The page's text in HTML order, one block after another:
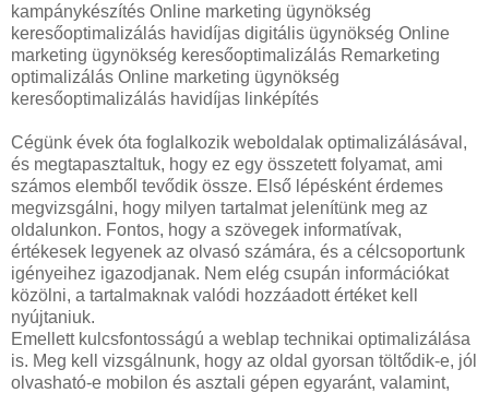
kampánykészítés Online marketing ügynökség
keresőoptimalizálás havidíjas digitális ügynökség Online
marketing ügynökség keresőoptimalizálás Remarketing
optimalizálás Online marketing ügynökség
keresőoptimalizálás havidíjas linképítés
Cégünk évek óta foglalkozik weboldalak optimalizálásával,
és megtapasztaltuk, hogy ez egy összetett folyamat, ami
számos elemből tevődik össze. Első lépésként érdemes
megvizsgálni, hogy milyen tartalmat jelenítünk meg az
oldalunkon. Fontos, hogy a szövegek informatívak,
értékesek legyenek az olvasó számára, és a célcsoportunk
igényeihez igazodjanak. Nem elég csupán információkat
közölni, a tartalmaknak valódi hozzáadott értéket kell
nyújtaniuk.
Emellett kulcsfontosságú a weblap technikai optimalizálása
is. Meg kell vizsgálnunk, hogy az oldal gyorsan töltődik-e, jól
olvasható-e mobilon és asztali gépen egyaránt, valamint,